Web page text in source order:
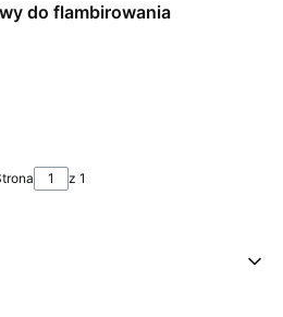
do flambirowania
z 1